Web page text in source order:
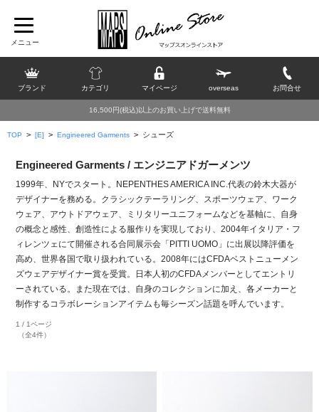
ブランド カテゴリ マイページ overseas お問合せ
16,500円(税込)以上のお買い上げで送料無料
TOP > [E] > Engineered Garments > シューズ
Engineered Garments / エンジニアドガーメンツ
1999年、NYでスタート。NEPENTHES AMERICA INC.代表の鈴木大器が
デザイナーを務める。クラシックテーラリング、スポーツウェア、ワーク
ウェア、アウトドアウェア、ミリタリーユニフォームなどを基軸に、自身
の概念と感性、創造性による服作りを実現しており、2004年イタリア・フ
ィレンツェにて開催される合同展示会「PITTI UOMO」に出展以降評価を
高め、世界各国で取り扱われている。2008年にはCFDAベストニューメン
ズウェアデザイナー賞を受賞。日本人初のCFDAメンバーとしてエントリ
ーされている。また現在では、自身のコレクションに加え、各メーカーと
制作するコラボレーションアイテムも毎シーズン話題を呼んでいます。
1 / 1ページ
（全4件）